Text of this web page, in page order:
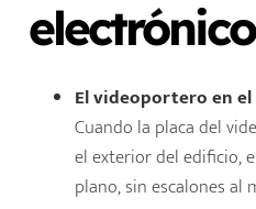
El videoportero en
Cuando la placa del
el exterior del edificio,
plano, sin escalones al